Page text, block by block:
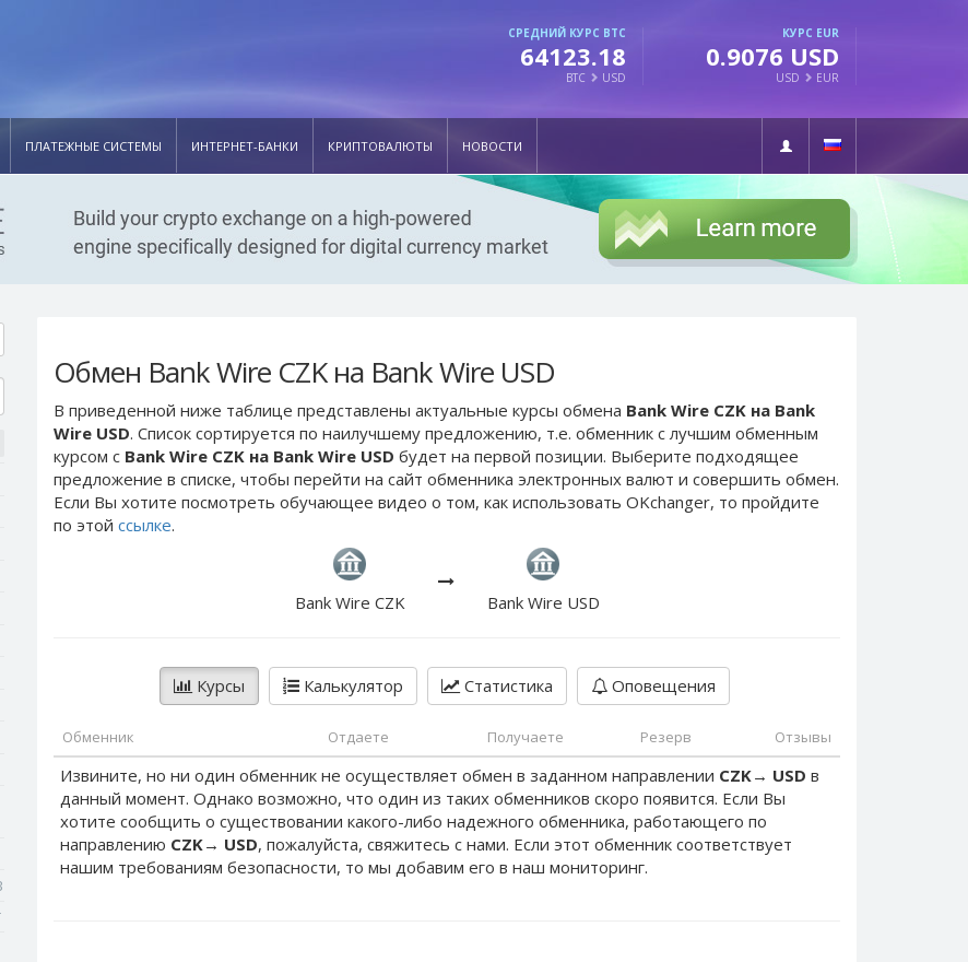
СРЕДНИЙ КУРС BTC
64123.18
BTC USD
КУРС EUR
0.9076 USD
USD EUR
ПЛАТЕЖНЫЕ СИСТЕМЫ ИНТЕРНЕТ-БАНКИ КРИПТОВАЛЮТЫ НОВОСТИ
Обмен Bank Wire CZK на Bank Wire USD
В приведенной ниже таблице представлены актуальные курсы обмена Bank Wire CZK на Bank
Wire USD. Список сортируется по наилучшему предложению, т.е. обменник с лучшим обменным
курсом с Bank Wire CZK на Bank Wire USD будет на первой позиции. Выберите подходящее
предложение в списке, чтобы перейти на сайт обменника электронных валют и совершить обмен.
Если Вы хотите посмотреть обучающее видео о том, как использовать OKchanger, то пройдите
по этой ссылке.
Bank Wire CZK Bank Wire USD
Курсы Калькулятор Статистика Оповещения
Обменник Отдаете Получаете Резерв Отзывы
Извините, но ни один обменник не осуществляет обмен в заданном направлении CZK→ USD в
данный момент. Однако возможно, что один из таких обменников скоро появится. Если Вы
хотите сообщить о существовании какого-либо надежного обменника, работающего по
направлению CZK→ USD, пожалуйста, свяжитесь с нами. Если этот обменник соответствует
нашим требованиям безопасности, то мы добавим его в наш мониторинг.